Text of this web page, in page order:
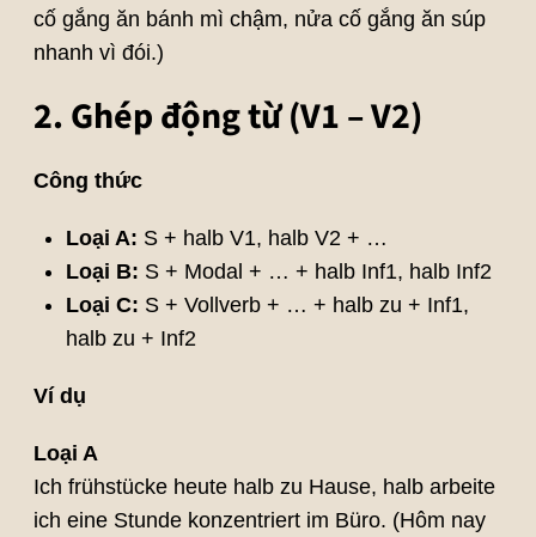
cố gắng ăn bánh mì chậm, nửa cố gắng ăn súp
nhanh vì đói.)
2. Ghép động từ (V1 – V2)
Công thức
Loại A: S + halb V1, halb V2 + …
Loại B: S + Modal + … + halb Inf1, halb Inf2
Loại C: S + Vollverb + … + halb zu + Inf1,
halb zu + Inf2
Ví dụ
Loại A
Ich frühstücke heute halb zu Hause, halb arbeite
ich eine Stunde konzentriert im Büro. (Hôm nay